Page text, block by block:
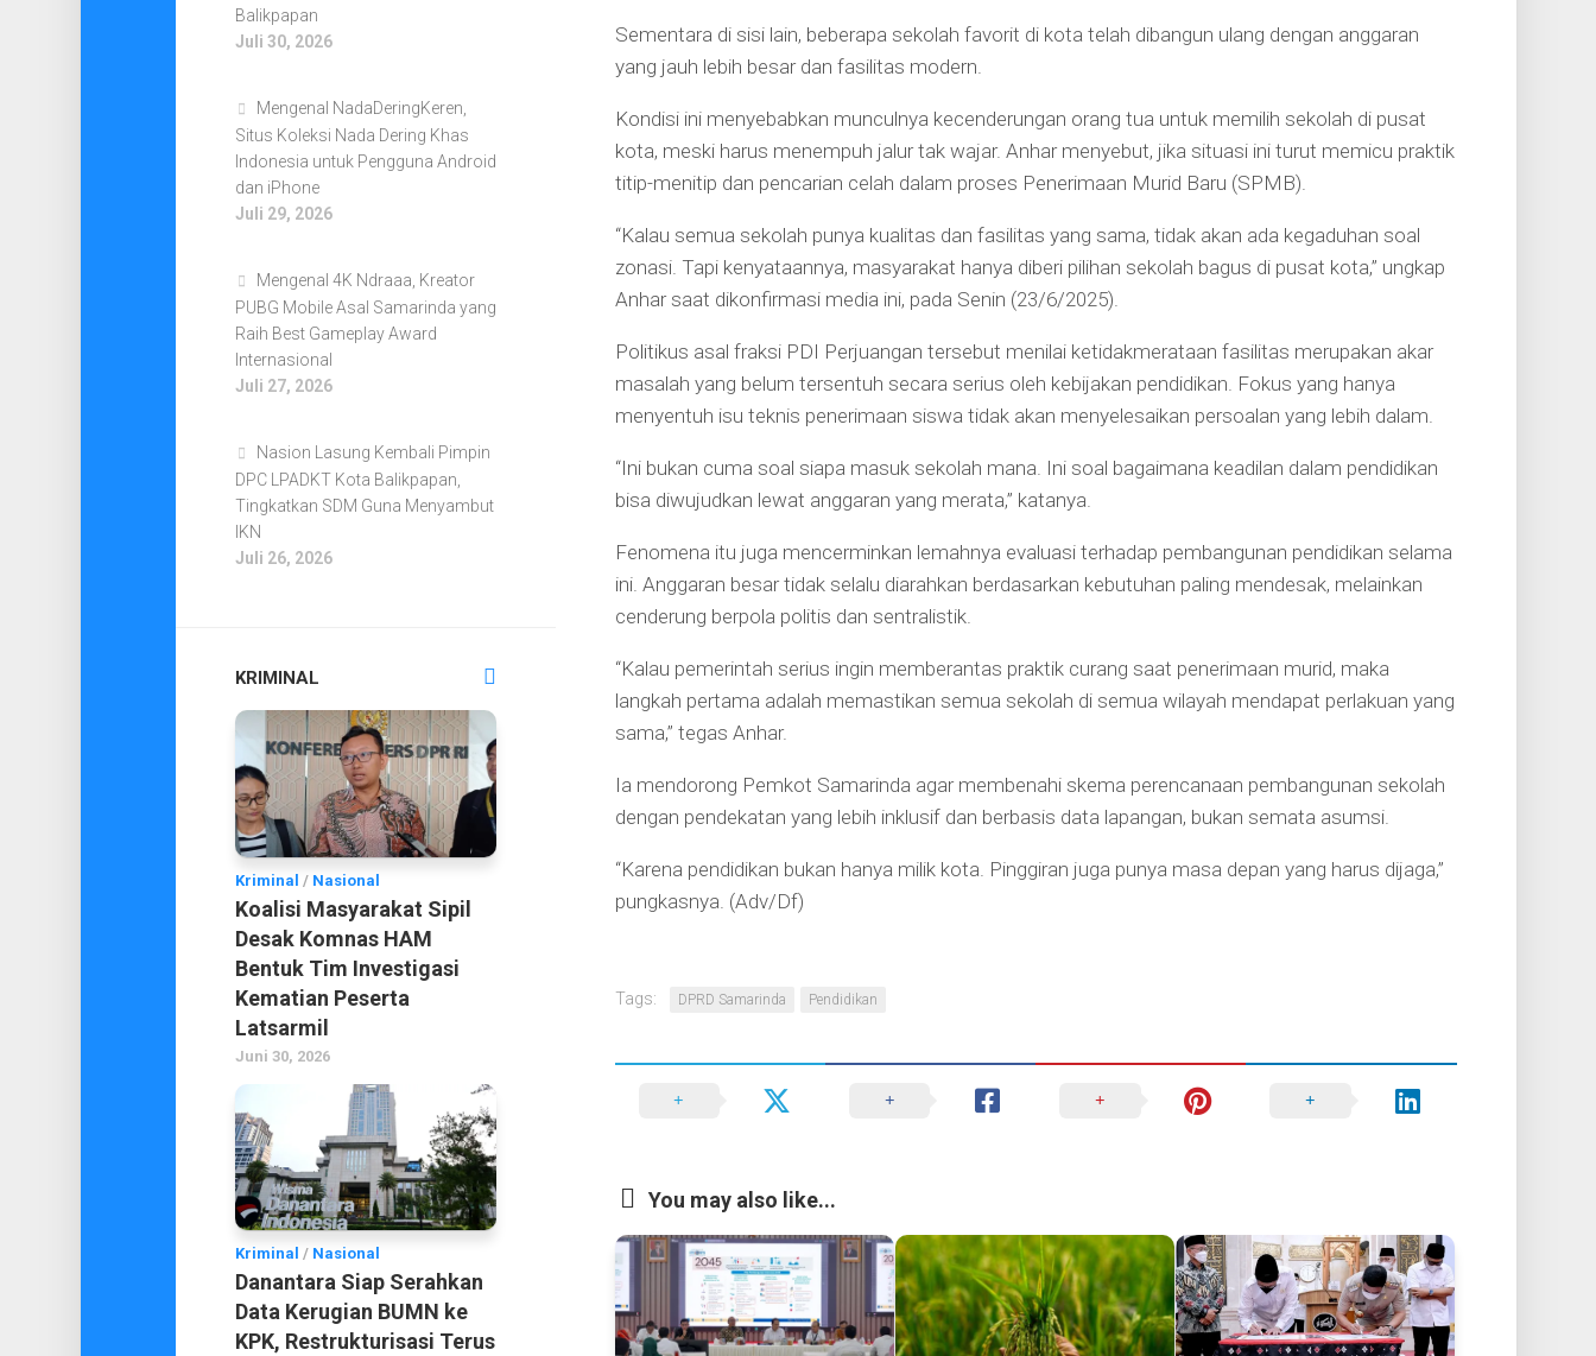
Sementara di sisi lain, beberapa sekolah favorit di kota telah dibangun ulang dengan anggaran
yang jauh lebih besar dan fasilitas modern.
Kondisi ini menyebabkan munculnya kecenderungan orang tua untuk memilih sekolah di pusat
kota, meski harus menempuh jalur tak wajar. Anhar menyebut, jika situasi ini turut memicu praktik
titip-menitip dan pencarian celah dalam proses Penerimaan Murid Baru (SPMB).
“Kalau semua sekolah punya kualitas dan fasilitas yang sama, tidak akan ada kegaduhan soal
zonasi. Tapi kenyataannya, masyarakat hanya diberi pilihan sekolah bagus di pusat kota,” ungkap
Anhar saat dikonfirmasi media ini, pada Senin (23/6/2025).
Politikus asal fraksi PDI Perjuangan tersebut menilai ketidakmerataan fasilitas merupakan akar
masalah yang belum tersentuh secara serius oleh kebijakan pendidikan. Fokus yang hanya
menyentuh isu teknis penerimaan siswa tidak akan menyelesaikan persoalan yang lebih dalam.
“Ini bukan cuma soal siapa masuk sekolah mana. Ini soal bagaimana keadilan dalam pendidikan
bisa diwujudkan lewat anggaran yang merata,” katanya.
Fenomena itu juga mencerminkan lemahnya evaluasi terhadap pembangunan pendidikan selama
ini. Anggaran besar tidak selalu diarahkan berdasarkan kebutuhan paling mendesak, melainkan
cenderung berpola politis dan sentralistik.
“Kalau pemerintah serius ingin memberantas praktik curang saat penerimaan murid, maka
langkah pertama adalah memastikan semua sekolah di semua wilayah mendapat perlakuan yang
sama,” tegas Anhar.
Ia mendorong Pemkot Samarinda agar membenahi skema perencanaan pembangunan sekolah
dengan pendekatan yang lebih inklusif dan berbasis data lapangan, bukan semata asumsi.
“Karena pendidikan bukan hanya milik kota. Pinggiran juga punya masa depan yang harus dijaga,”
pungkasnya. (Adv/Df)
Tags: DPRD Samarinda Pendidikan
You may also like...
Balikpapan
Juli 30, 2026
Mengenal NadaDeringKeren,
Situs Koleksi Nada Dering Khas
Indonesia untuk Pengguna Android
dan iPhone
Juli 29, 2026
Mengenal 4K Ndraaa, Kreator
PUBG Mobile Asal Samarinda yang
Raih Best Gameplay Award
Internasional
Juli 27, 2026
Nasion Lasung Kembali Pimpin
DPC LPADKT Kota Balikpapan,
Tingkatkan SDM Guna Menyambut
IKN
Juli 26, 2026
KRIMINAL
Kriminal / Nasional
Koalisi Masyarakat Sipil
Desak Komnas HAM
Bentuk Tim Investigasi
Kematian Peserta
Latsarmil
Juni 30, 2026
Kriminal / Nasional
Danantara Siap Serahkan
Data Kerugian BUMN ke
KPK, Restrukturisasi Terus